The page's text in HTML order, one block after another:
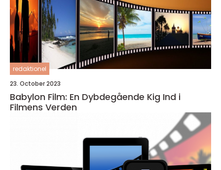
redaktionel
23. October 2023
Babylon Film: En Dybdegående Kig Ind i
Filmens Verden